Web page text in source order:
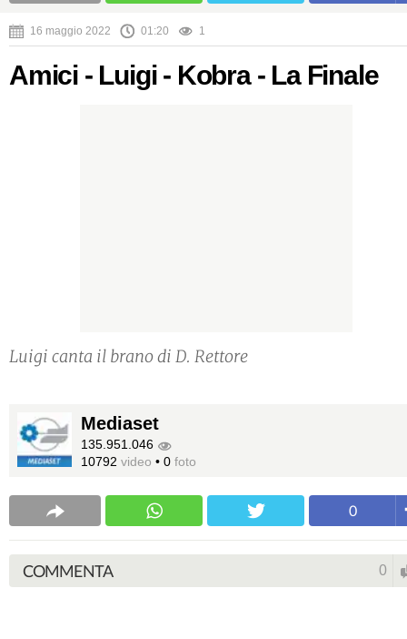
16 maggio 2022 01:20 1
Amici - Luigi - Kobra - La Finale
Luigi canta il brano di D. Rettore
Mediaset
135.951.046
10792 video • 0 foto
0
COMMENTA 0